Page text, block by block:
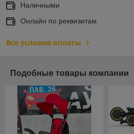
Наличными
Онлайн по реквизитам
Все условия оплаты
Подобные товары компании